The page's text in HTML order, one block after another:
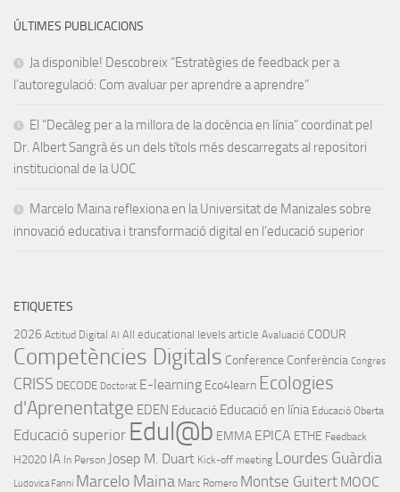
ÚLTIMES PUBLICACIONS
Ja disponible! Descobreix “Estratègies de feedback per a
l’autoregulació: Com avaluar per aprendre a aprendre”
El “Decàleg per a la millora de la docència en línia” coordinat pel
Dr. Albert Sangrà és un dels títols més descarregats al repositori
institucional de la UOC
Marcelo Maina reflexiona en la Universitat de Manizales sobre
innovació educativa i transformació digital en l’educació superior
ETIQUETES
2026 Actitud Digital AI All educational levels article Avaluació CODUR
Competències Digitals Conference Conferència Congres
CRISS DECODE Doctorat E-learning Eco4learn Ecologies
d'Aprenentatge EDEN Educació Educació en línia Educació Oberta
Educació superior Edul@b EMMA EPICA ETHE Feedback
H2020 IA In Person Josep M. Duart Kick-off meeting Lourdes Guàrdia
Ludovica Fanni Marcelo Maina Marc Romero Montse Guitert MOOC